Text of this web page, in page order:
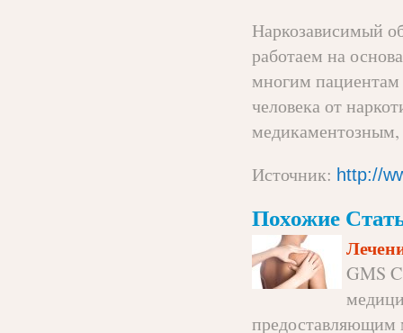
Наркозависимый
работаем на
многим пациентам
человека от
медикаментозным,
Источник: http://
Похожие
GMS
предоставляющим